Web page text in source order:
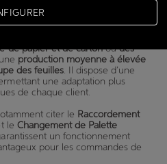
de papier et de cartonoudes
production moyenne à élevée
des feuilles. Il dispose d’une
une adaptation plus
de chaque client.
citer le Raccordement
le Changement de Palette
un fonctionnement
pour les commandes de